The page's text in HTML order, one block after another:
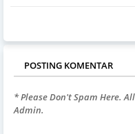
POSTING KOMENTAR
* Please Don't Spam Here.
Admin.